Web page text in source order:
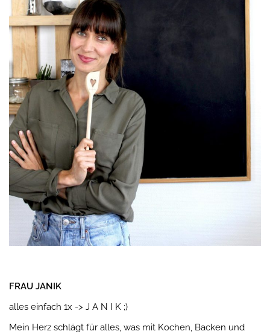
FRAU JANIK
alles einfach 1x -> J A N I K ;)
Mein Herz schlägt für alles, was mit Kochen, Backen und